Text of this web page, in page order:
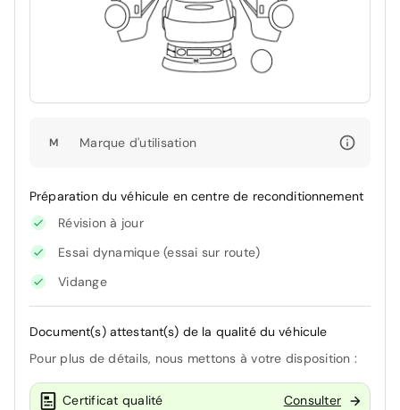
M Marque d'utilisation
Préparation du véhicule en centre de reconditionnement
Révision à jour
Essai dynamique (essai sur route)
Vidange
Document(s) attestant(s) de la qualité du véhicule
Pour plus de détails, nous mettons à votre disposition :
Certificat qualité Consulter